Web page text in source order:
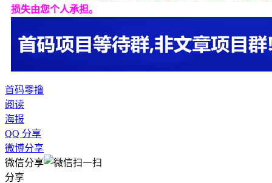
损失由您个人承担。
首码零撸
阅读
海报
QQ 分享
微博分享
微信分享
分享